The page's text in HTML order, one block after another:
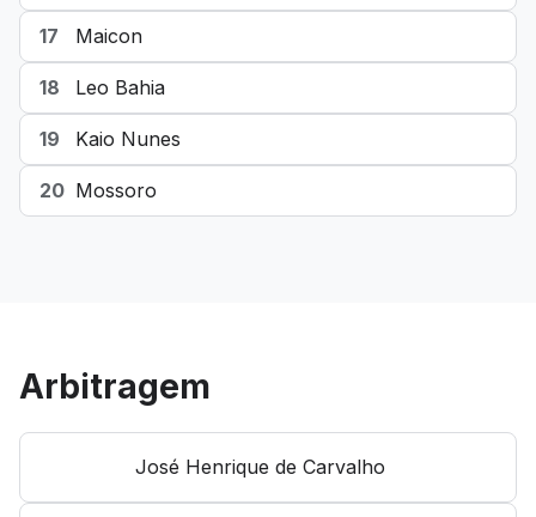
17 Maicon
18 Leo Bahia
19 Kaio Nunes
20 Mossoro
Arbitragem
José Henrique de Carvalho